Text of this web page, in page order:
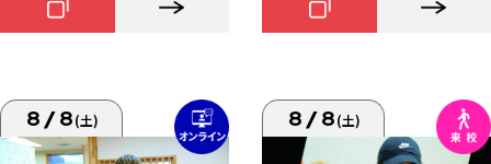
8/8(土) 8/8(土)